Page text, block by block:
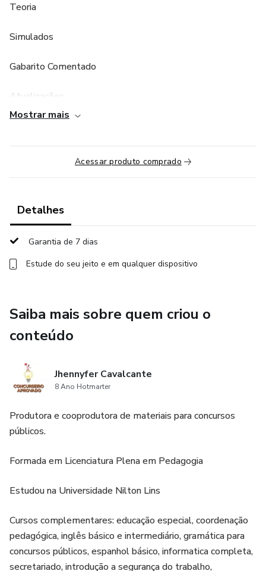
Teoria
Simulados
Gabarito Comentado
Atualizações
Mostrar mais
Acessar produto comprado
Detalhes
Garantia de 7 dias
Estude do seu jeito e em qualquer dispositivo
Saiba mais sobre quem criou o
conteúdo
Jhennyfer Cavalcante
8 Ano Hotmarter
Produtora e cooprodutora de materiais para concursos
públicos.
Formada em Licenciatura Plena em Pedagogia
Estudou na Universidade Nilton Lins
Cursos complementares: educação especial, coordenação
pedagógica, inglês básico e intermediário, gramática para
concursos públicos, espanhol básico, informatica completa,
secretariado, introdução a segurança do trabalho,